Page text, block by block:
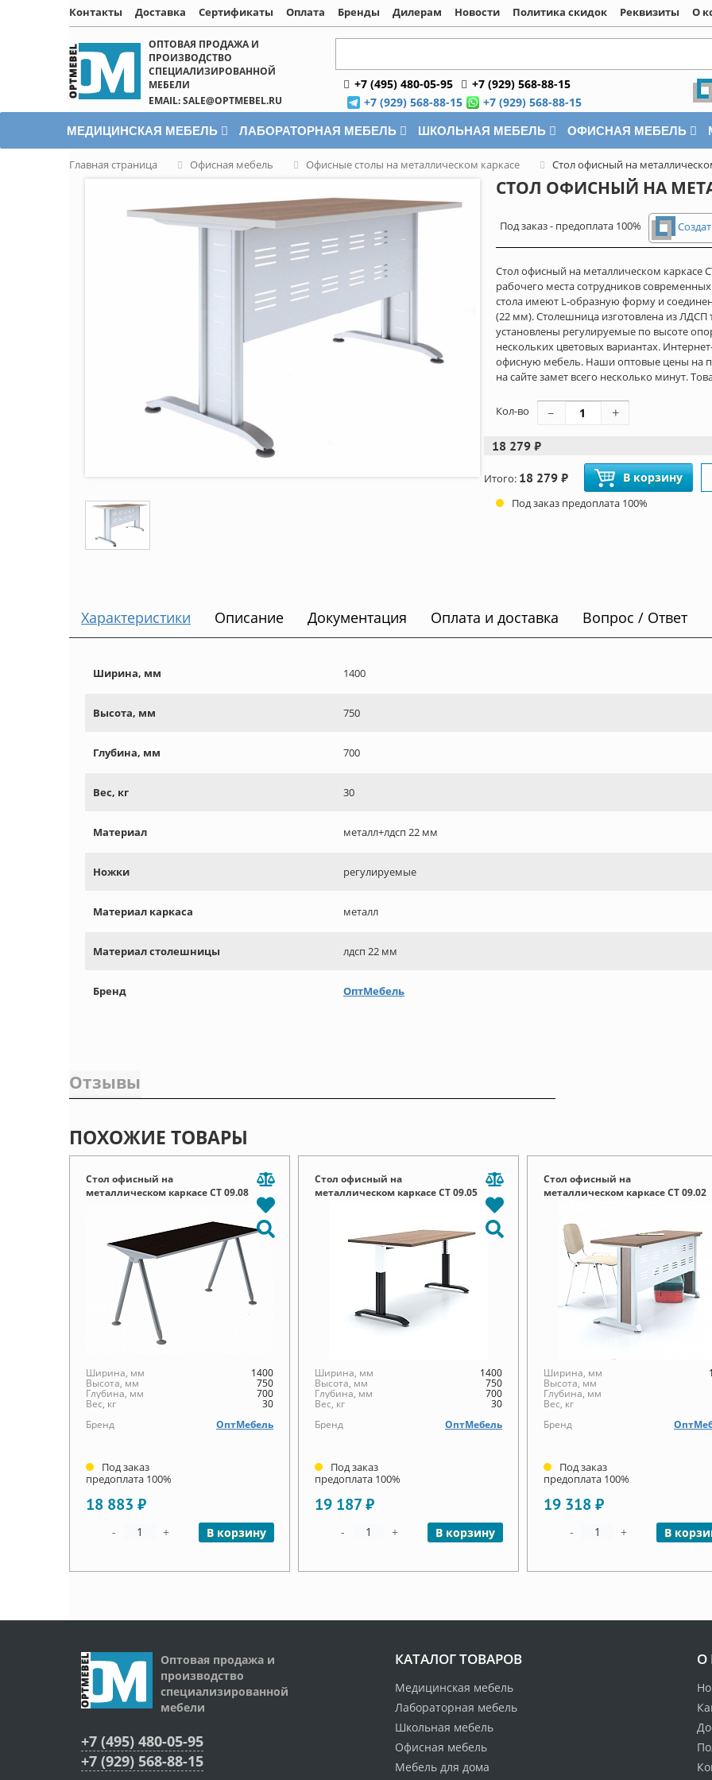
Контакты Доставка Сертификаты Оплата Бренды Дилерам Новости Политика скидок Реквизиты
О
Написать онлайнОПТОВАЯ ПРОДАЖА И
ПРОИЗВОДСТВО
СПЕЦИАЛИЗИРОВАННОЙ
МЕБЕЛИ
EMAIL: SALE@OPTMEBEL.RU
+7 (495) 480-05-95
+7 (929) 568-88-15
+7 (929) 568-88-15
+7 (929) 568-88-15
МЕДИЦИНСКАЯ МЕБЕЛЬ ЛАБОРАТОРНАЯ МЕБЕЛЬ ШКОЛЬНАЯ МЕБЕЛЬ ОФИСНАЯ МЕБЕЛЬ
Главная страница Офисная мебель Офисные столы на металлическом каркасе Стол офисный на
СТОЛ ОФИСНЫЙ НА
Под заказ - предоплата 100%
Стол офисный на металлическом каркасе
рабочего места сотрудников
стола имеют L-образную форму и
(22 мм). Столешница изготовлена из
установлены регулируемые по высоте
нескольких цветовых вариантах.
офисную мебель. Наши оптовые цены на
на сайте замет всего несколько минут.
Кол-во
18 279 ₽
Итого: 18 279 ₽ В корзину
Под заказ предоплата 100%
Характеристики Описание Документация Оплата и доставка Вопрос / Ответ
Ширина, мм 1400
Высота, мм 750
Глубина, мм 700
Вес, кг 30
Материал металл+лдсп 22 мм
Ножки регулируемые
Материал каркаса металл
Материал столешницы лдсп 22 мм
Бренд ОптМебель
Отзывы
ПОХОЖИЕ ТОВАРЫ
Стол офисный на
металлическом каркасе СТ 09.08
Ширина, мм 1400
Высота, мм 750
Глубина, мм 700
Вес, кг
30
Бренд
ОптМебель
Под заказ
предоплата 100%
18 883 ₽
- + В корзину
Стол офисный на
металлическом каркасе СТ 09.05
Ширина, мм 1400
Высота, мм 750
Глубина, мм 700
Вес, кг
30
Бренд
ОптМебель
Под заказ
предоплата 100%
19 187 ₽
- + В корзину
Стол офисный на
металлическом каркасе СТ 09.02
Ширина, мм
Высота, мм
Глубина, мм
Вес, кг
Бренд
Под заказ
предоплата 100%
19 318 ₽
- + В
Оптовая продажа и
производство
специализированной
мебели
+7 (495) 480-05-95
+7 (929) 568-88-15
КАТАЛОГ ТОВАРОВ
Медицинская мебель
Лабораторная мебель
Школьная мебель
Офисная мебель
Мебель для дома
О